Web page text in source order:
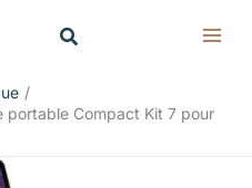
portable Compact Kit 7 pour